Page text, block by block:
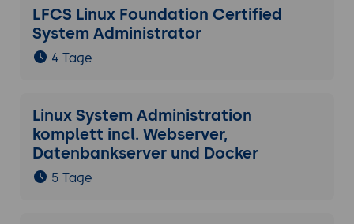
LFCS Linux Foundation Certified
System Administrator
4 Tage
Linux System Administration
komplett incl. Webserver,
Datenbankserver und Docker
5 Tage